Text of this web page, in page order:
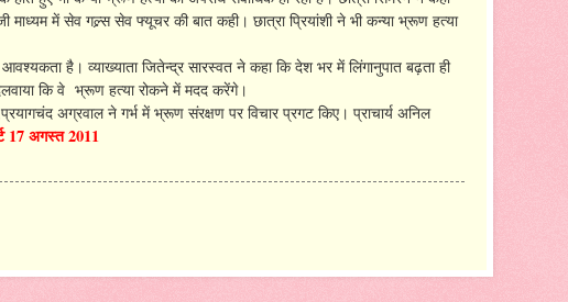
में सेव गल्र्स सेव फ्यूचर की बात कही। छात्रा प्रियांशी ने भी कन्या भ्रूण हत्या
है। व्याख्याता जितेन्द्र सारस्वत ने कहा कि देश भर में लिंगानुपात बढ़ता ही
कि वे भ्रूण हत्या रोकने में मदद करेंगे।
अग्रवाल ने गर्भ में भ्रूण संरक्षण पर विचार प्रगट किए। प्राचार्य अनिल
17 अगस्त 2011